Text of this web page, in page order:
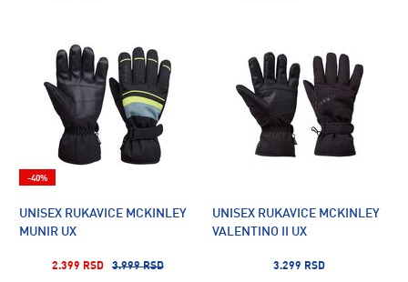
UNISEX RUKAVICE MCKINLEY
MUNIR UX
2.399 RSD 3.999 RSD
-40%
UNISEX RUKAVICE MCKINLEY
VALENTINO II UX
3.299 RSD